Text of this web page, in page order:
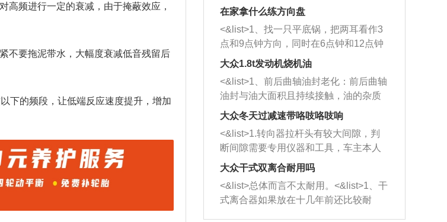
高频进行一定的衰减，由于掩蔽效应，
不要拖泥带水，大幅度衰减低音残留后
下的频段，让低端反应速度提升，增加
者是细棍，直接将杂物给取出来，如果
堵塞情况比较严重，也可以采取应急措
施。 <&list>2、直接利用木棍将所有的
杂物推到排气管里面的位置处，然后将
三元催化器拆解开，就可以将堵塞的东
西取出来。但如果是因为积碳过多引起
的堵塞，就需要将三元催化器泡在草酸
洗剂对堵塞的情况得到解决，将清洗剂
放在燃油箱中，与燃油混合后，车辆启
动时，就可以和汽油一起进入到燃烧
室，最后形成废气排出，就可以让三元
催化器得到清洗，排气管堵塞的情况就
能够得到解决。
在家拿什么练方向盘
<&list>1、找一只平底锅，把两耳看作3
点和9点钟方向，同时在6点钟和12点钟
方向做一个标记。 <&list>2、双手握住
一圈半的练习，往右同样也要打相同的
圈数。 <&list>3、最后强调要反复练
习，这样就可以形成肌肉记忆，在真实
驾驶车辆时，不需要记忆也能打好方
向。
大众1.8t发动机烧机油
<&list>1、前后曲轴油封老化：前后曲轴
油封与油大面积且持续接触，油的杂质
和发动机内持续温度变化使其密封效果
逐渐减弱，导致渗油或漏油。<&list>2、
活塞间隙过大：积碳会使活塞环与缸体
的间隙扩大，导致机油流入燃烧室中，
造成烧机油。<&list>3、机油粘度。使用
机油粘度过小的话，同样会有烧机油现
象，机油粘度过小具有很好的流动性，
大众冬天过减速带咯吱咯吱响
<&list>1.转向器拉杆头有较大间隙，判
断间隙需要专用仪器和工具，车主本人
无法制作，需要将车辆送到修理厂或4s
店；<&list>2.车辆半轴套管防尘罩破
裂，破裂后会出现漏油现象，使半轴磨
损严重，磨损的半轴容易损坏，产生异
响；<&list>3.稳定器的转向胶套和球头
大众干式双离合耐用吗
<&list>总体而言不太耐用。<&list>1、干
式离合器如果放在十几年前还比较耐